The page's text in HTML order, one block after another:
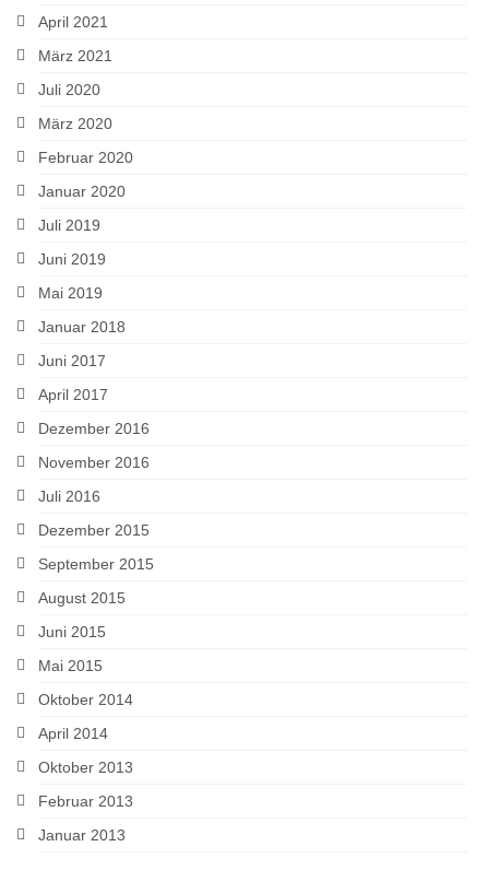
April 2021
März 2021
Juli 2020
März 2020
Februar 2020
Januar 2020
Juli 2019
Juni 2019
Mai 2019
Januar 2018
Juni 2017
April 2017
Dezember 2016
November 2016
Juli 2016
Dezember 2015
September 2015
August 2015
Juni 2015
Mai 2015
Oktober 2014
April 2014
Oktober 2013
Februar 2013
Januar 2013